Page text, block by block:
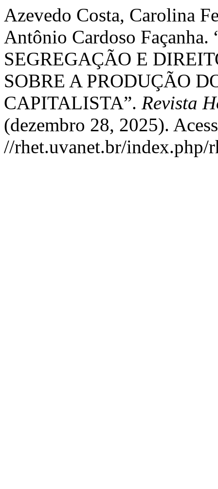
Azevedo Costa, Carolina
Antônio Cardoso
SEGREGAÇÃO E
SOBRE A PRODUÇÃO
CAPITALISTA”. Revista
(dezembro 28, 2025).
//rhet.uvanet.br/index.php/